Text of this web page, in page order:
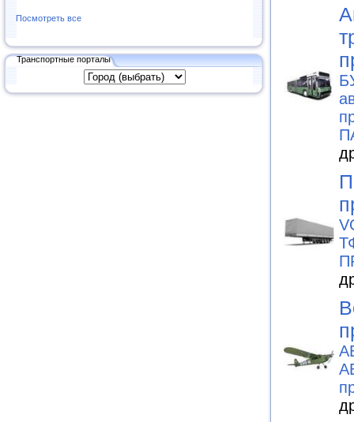
Посмотреть все
Транспортные порталы